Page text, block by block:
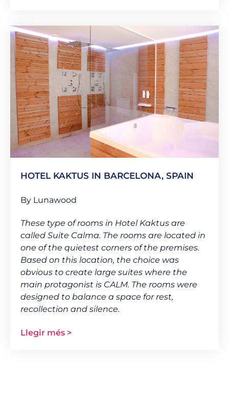
HOTEL KAKTUS IN BARCELONA, SPAIN
By Lunawood
These type of rooms in Hotel Kaktus are
called Suite Calma. The rooms are located in
one of the quietest corners of the premises.
Based on this location, the choice was
obvious to create large suites where the
main protagonist is CALM. The rooms were
designed to balance a space for rest,
recollection and silence.
Llegir més >